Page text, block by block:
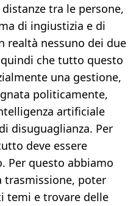
tra le persone,
di ingiustizia e di
realtà nessuno dei due
che tutto questo
una gestione,
politicamente,
artificiale
disuguaglianza. Per
deve essere
Per questo abbiamo
trasmissione, poter
temi e trovare delle